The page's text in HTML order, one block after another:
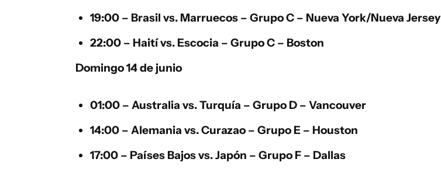
19:00 – Brasil vs. Marruecos – Grupo C – Nueva York/Nueva Jersey
22:00 – Haitívs. Escocia – Grupo C – Boston
Domingo 14 de junio
01:00 – Australia vs.Turquía – Grupo D – Vancouver
14:00 – Alemania vs.Curazao – Grupo E – Houston
17:00 – Países Bajosvs.Japón – Grupo F – Dallas